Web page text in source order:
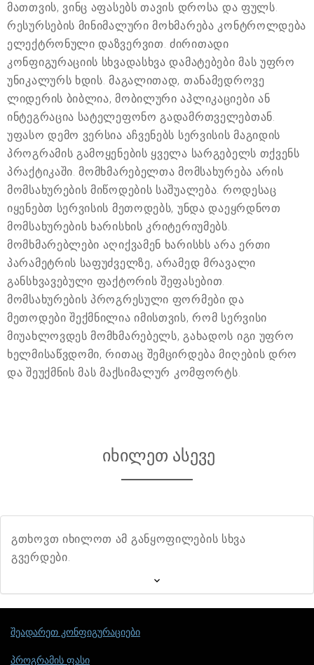
მათთვის, ვინც აფასებს თავის დროსა და ფულს.
რესურსების მინიმალური მოხმარება კონტროლდება
ელექტრონული დაზვერვით. ძირითადი
კონფიგურაციის სხვადასხვა დამატებები მას უფრო
უნიკალურს ხდის. მაგალითად, თანამედროვე
ლიდერის ბიბლია, მობილური აპლიკაციები ან
ინტეგრაცია სატელეფონო გადამრთველებთან.
უფასო დემო ვერსია აჩვენებს სერვისის მაგიდის
პროგრამის გამოყენების ყველა სარგებელს თქვენს
პრაქტიკაში. მომხმარებელთა მომსახურება არის
მომსახურების მიწოდების საშუალება. როდესაც
იყენებთ სერვისის მეთოდებს, უნდა დაეყრდნოთ
მომსახურების ხარისხის კრიტერიუმებს.
მომხმარებლები აღიქვამენ ხარისხს არა ერთი
პარამეტრის საფუძველზე, არამედ მრავალი
განსხვავებული ფაქტორის შეფასებით.
მომსახურების პროგრესული ფორმები და
მეთოდები შექმნილია იმისთვის, რომ სერვისი
მიუახლოვდეს მომხმარებელს, გახადოს იგი უფრო
ხელმისაწვდომი, რითაც შემცირდება მიღების დრო
და შეუქმნის მას მაქსიმალურ კომფორტს.
იხილეთ ასევე
გთხოვთ იხილოთ ამ განყოფილების სხვა
გვერდები.
შეადარეთ კონფიგურაციები
პროგრამის ფასი